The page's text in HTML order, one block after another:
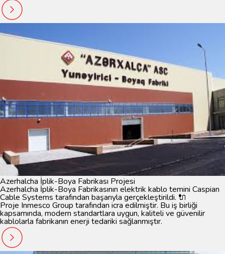
Azerhalcha İplik-Boya Fabrikası Projesi
Azerhalcha İplik-Boya Fabrikasının elektrik kablo temini Caspian
Cable Systems tarafından başarıyla gerçekleştirildi. 🔌
Proje Inmesco Group tarafından icra edilmiştir. Bu iş birliği
kapsamında, modern standartlara uygun, kaliteli ve güvenilir
kablolarla fabrikanın enerji tedariki sağlanmıştır.